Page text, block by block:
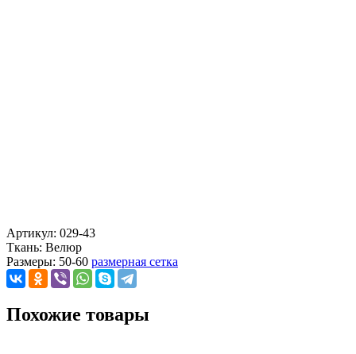
Артикул: 029-43
Ткань: Велюр
Размеры: 50-60 размерная сетка
Похожие товары